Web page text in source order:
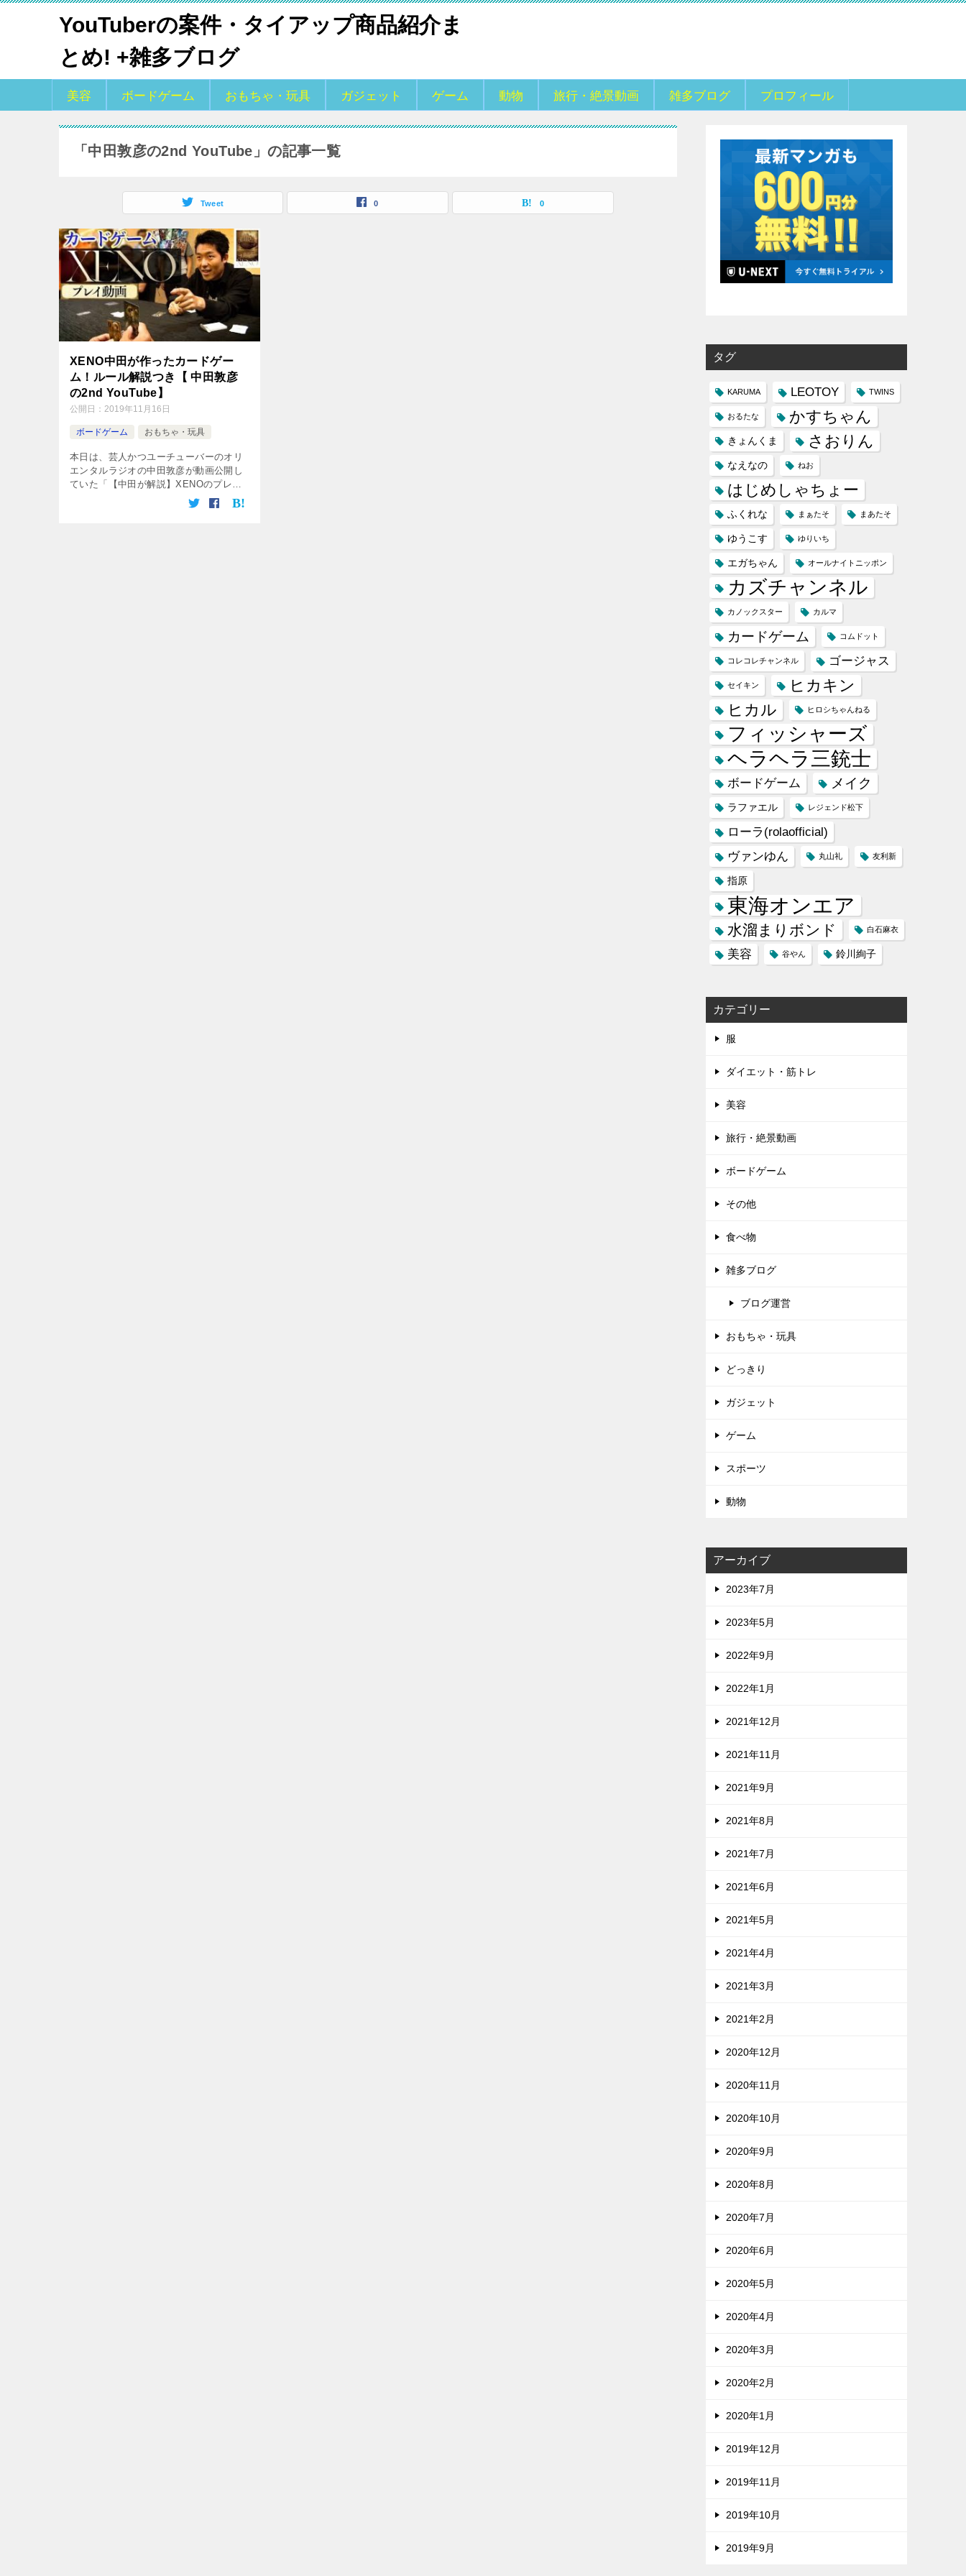
YouTuberの案件・タイアップ商品紹介ま
とめ! +雑多ブログ
美容 ボードゲーム おもちゃ・玩具 ガジェット ゲーム 動物 旅行・絶景動画 雑多ブログ プロフィール
「中田敦彦の2nd YouTube」の記事一覧
Tweet 0 0
XENO中田が作ったカードゲー
ム！ルール解説つき【 中田敦彦
の2nd YouTube】
公開日： 2019年11月16日
ボードゲーム おもちゃ・玩具
本日は、芸人かつユーチューバーのオリ
エンタルラジオの中田敦彦が動画公開し
ていた「【中田が解説】XENOのプレイ
動画を初公開！」の動画で登場していた
カードゲーム「XENO」をご紹介してい
タグ
KARUMA LEOTOY TWINS
おるたな かすちゃん
きょんくま さおりん
なえなの ねお
はじめしゃちょー
ふくれな まぁたそ まあたそ
ゆうこす ゆりいち
エガちゃん オールナイトニッポン
カズチャンネル
カノックスター カルマ
カードゲーム コムドット
コレコレチャンネル ゴージャス
セイキン
ヒカキン
ヒカル
ヒロシちゃんねる
フィッシャーズ
ヘラヘラ三銃士
ボードゲーム メイク
ラファエル レジェンド松下
ローラ(rolaofficial)
ヴァンゆん
丸山礼 友利新
指原
東海オンエア
水溜まりボンド 白石麻衣
美容 谷やん 鈴川絢子
カテゴリー
服
ダイエット・筋トレ
美容
旅行・絶景動画
ボードゲーム
その他
食べ物
雑多ブログ
ブログ運営
おもちゃ・玩具
どっきり
ガジェット
ゲーム
スポーツ
動物
アーカイブ
2023年7月
2023年5月
2022年9月
2022年1月
2021年12月
2021年11月
2021年9月
2021年8月
2021年7月
2021年6月
2021年5月
2021年4月
2021年3月
2021年2月
2020年12月
2020年11月
2020年10月
2020年9月
2020年8月
2020年7月
2020年6月
2020年5月
2020年4月
2020年3月
2020年2月
2020年1月
2019年12月
2019年11月
2019年10月
2019年9月